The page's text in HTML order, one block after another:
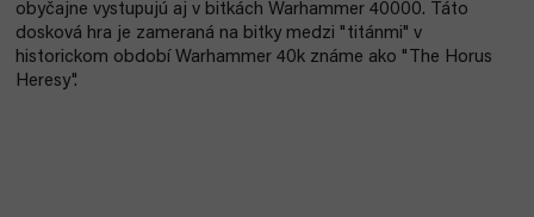
obyčajne vystupujú aj v bitkách Warhammer 40000. Táto
dosková hra je zameraná na bitky medzi "titánmi" v
historickom období Warhammer 40k známe ako "The Horus
Heresy".